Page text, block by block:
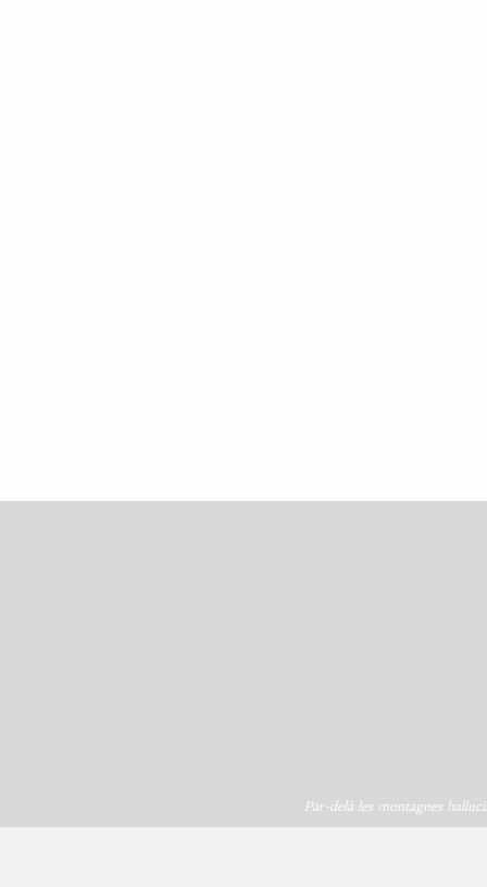
Par-delà les montagnes